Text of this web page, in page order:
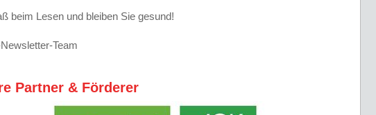
beim Lesen und bleiben Sie gesund!
Team
Partner & Förderer